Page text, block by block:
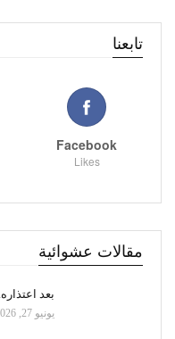
تابعنا
Facebook
Likes
مقالات عشوائية
بعد
يونيو 27, 2026